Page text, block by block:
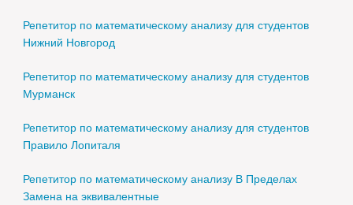
Репетитор по математическому анализу для студентов
Нижний Новгород
Репетитор по математическому анализу для студентов
Мурманск
Репетитор по математическому анализу для студентов
Правило Лопиталя
Репетитор по математическому анализу В Пределах
Замена на эквивалентные